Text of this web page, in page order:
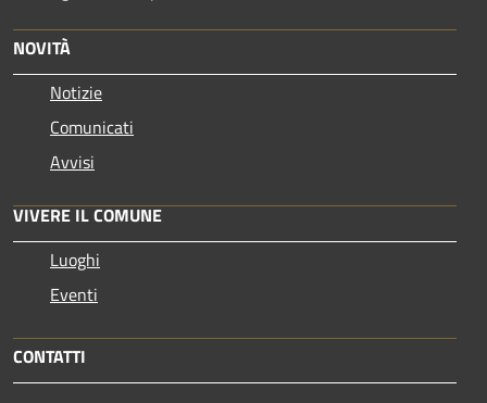
NOVITÀ
Notizie
Comunicati
Avvisi
VIVERE IL COMUNE
Luoghi
Eventi
CONTATTI